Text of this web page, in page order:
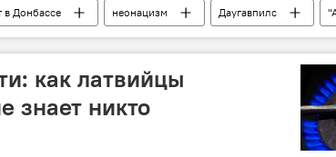
в Донбассе неонацизм Даугавпилс
как латвийцы
знает никто